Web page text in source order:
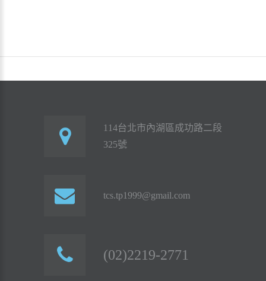
114台北市內湖區成功路二段
325號
tcs.tp1999@gmail.com
(02)2219-2771